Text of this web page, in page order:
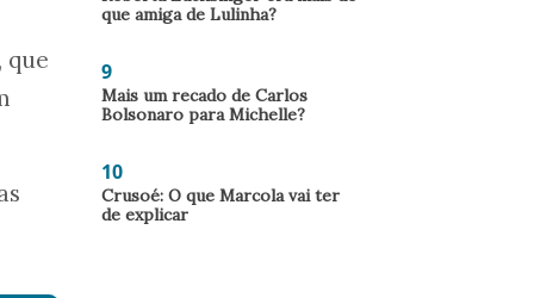
que
que amiga de Lulinha?
9
Mais um recado de Carlos
Bolsonaro para Michelle?
10
Crusoé: O que Marcola vai ter
de explicar